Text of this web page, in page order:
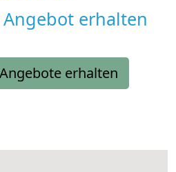
erhalten
erhalten